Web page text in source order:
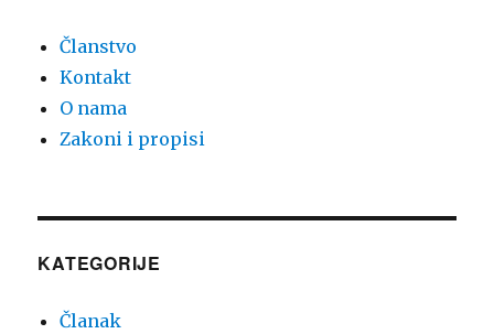
Članstvo
Kontakt
O nama
Zakoni i propisi
KATEGORIJE
Članak